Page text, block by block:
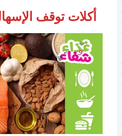
أكلات توقف